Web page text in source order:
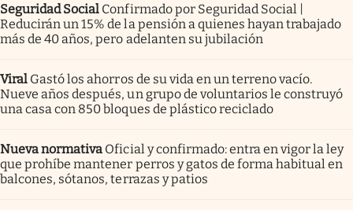
Seguridad Social Confirmado por Seguridad Social |
Reducirán un 15% de la pensión a quienes hayan trabajado
más de 40 años, pero adelanten su jubilación
Viral Gastó los ahorros de su vida en un terreno vacío.
Nueve años después, un grupo de voluntarios le construyó
una casa con 850 bloques de plástico reciclado
Nueva normativa Oficial y confirmado: entra en vigor la ley
que prohíbe mantener perros y gatos de forma habitual en
balcones, sótanos, terrazas y patios